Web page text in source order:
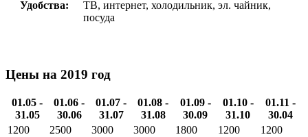
Удобства:
ТВ, интернет, холодильник, эл. чайник,
посуда
Цены на 2019 год
01.05 -
31.05
01.06 -
30.06
01.07 -
31.07
01.08 -
31.08
01.09 -
30.09
01.10 -
31.10
01.11 -
30.04
1200
2500 3000 3000 1800 1200 1200